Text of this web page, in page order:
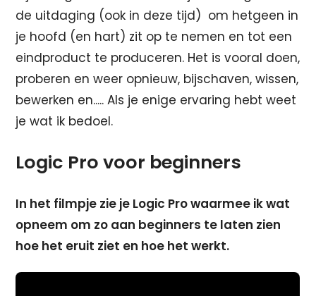
de uitdaging (ook in deze tijd) om hetgeen in
je hoofd (en hart) zit op te nemen en tot een
eindproduct te produceren. Het is vooral doen,
proberen en weer opnieuw, bijschaven, wissen,
bewerken en..... Als je enige ervaring hebt weet
je wat ik bedoel.
Logic Pro voor beginners
In het filmpje zie je Logic Pro waarmee ik wat
opneem om zo aan beginners te laten zien
hoe het eruit ziet en hoe het werkt.